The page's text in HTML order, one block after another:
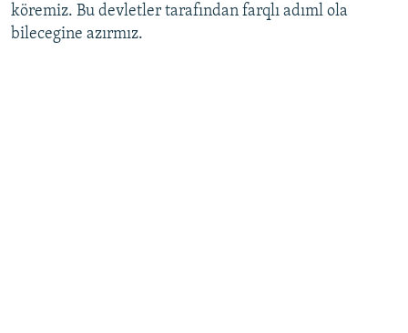
köremiz. Bu devletler tarafından farqlı adıml ola
bilecegine azırmız.